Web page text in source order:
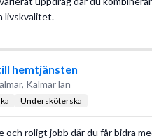
livskvalitet.
hemtjänsten
Kalmar län
Undersköterska
roligt jobb där du får bidra